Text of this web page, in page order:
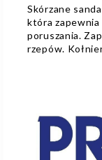
Skórzane
która
poruszania.
rzepów.